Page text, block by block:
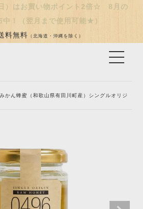
）はお買い物ポイント2倍☆ 8月の
中！（翌月まで使用可能★）
料無料 （北海道・沖縄を除く）
かん蜂蜜（和歌山県有田川町産）シングルオリジ